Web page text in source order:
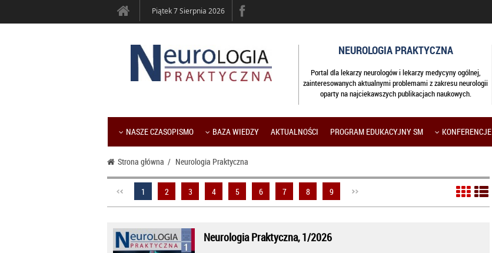
Piątek 7 Sierpnia 2026
NEUROLOGIA PRAKTYCZNA
Portal dla lekarzy neurologów i lekarzy medycyny ogólnej,
zainteresowanych aktualnymi problemami z zakresu neurologii
oparty na najciekawszych publikacjach naukowych.
NASZE CZASOPISMO BAZA WIEDZY AKTUALNOŚCI PROGRAM EDUKACYJNY SM KONFERENCJE
Strona główna / Neurologia Praktyczna
1 2 3 4 5 6 7 8 9
Neurologia Praktyczna, 1/2026